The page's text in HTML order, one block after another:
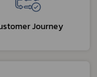
Journey